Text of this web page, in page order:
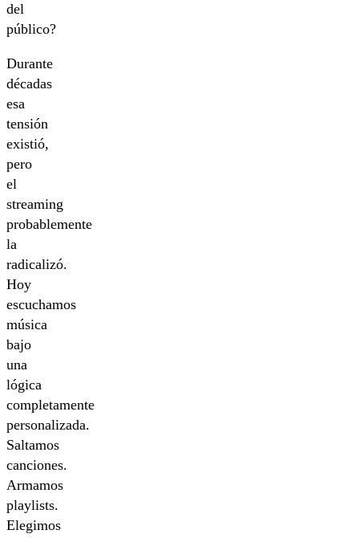
del
público?
Durante
décadas
esa
tensión
existió,
pero
el
streaming
probablemente
la
radicalizó.
Hoy
escuchamos
música
bajo
una
lógica
completamente
personalizada.
Saltamos
canciones.
Armamos
playlists.
Elegimos